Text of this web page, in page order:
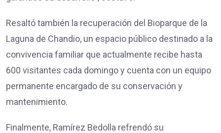
Resaltó también la recuperación del Bioparque de la
Laguna de Chandio, un espacio público destinado a la
convivencia familiar que actualmente recibe hasta
600 visitantes cada domingo y cuenta con un equipo
permanente encargado de su conservación y
mantenimiento.
Finalmente, Ramírez Bedolla refrendó su